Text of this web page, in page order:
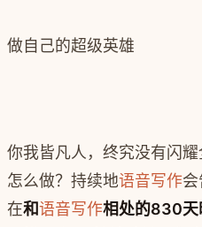
做自己的超级英雄
你我皆凡人，终究没有闪
怎么做？持续地语音写作会
在和语音写作相处的830天